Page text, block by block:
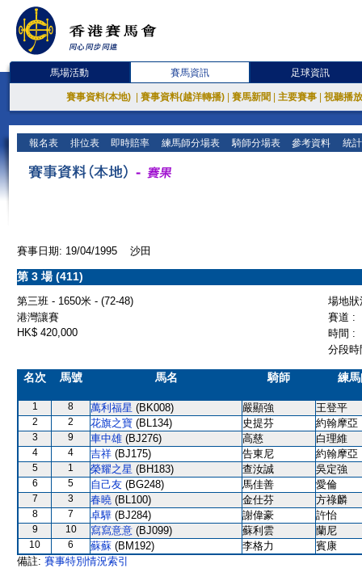
馬場活動 賽馬資訊 足球資訊
賽事資料(本地) 賽事資料(越洋轉播) 賽馬新聞 主要賽事 視聽播
報名表 排位表 即時賠率 練馬師分場表 騎師分場表 參考資料 統
賽事日期: 19/04/1995 沙田
第 3 場 (411)
第三班 - 1650米 - (72-48)
場地
港灣讓賽
賽道 :
HK$ 420,000
時間 :
分段
名次 馬號 馬名 騎師 練
1 8 萬利福星 (BK008) 嚴顯強 王登平
2 2 花旗之寶 (BL134) 史提芬 約翰摩亞
3 9 車中雄 (BJ276) 高慈 白理維
4 4 吉祥 (BJ175) 告東尼 約翰摩亞
5 1 榮耀之星 (BH183) 查汝誠 吳定強
6 5 自己友 (BG248) 馬佳善 愛倫
7 3 春曉 (BL100) 金仕芬 方祿麟
8 7 卓驊 (BJ284) 謝偉豪 許怡
9 10 寫寫意意 (BJ099) 蘇利雲 蘭尼
10 6 蘇蘇 (BM192) 李格力
賓康
備註: 賽事特別情況索引